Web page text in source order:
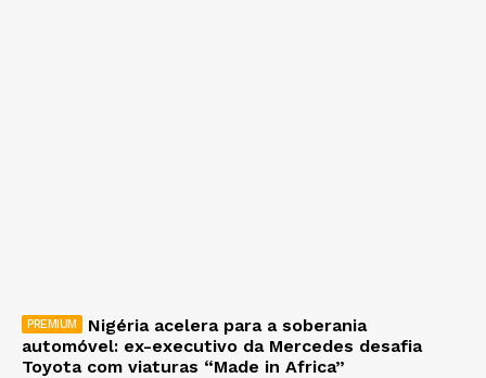
Nigéria acelera para a soberania
automóvel: ex-executivo da Mercedes desafia
Toyota com viaturas “Made in Africa”